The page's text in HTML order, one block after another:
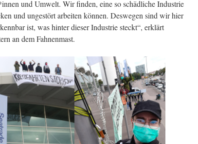
und Umwelt. Wir finden, eine so schädliche Industrie
und ungestört arbeiten können. Deswegen sind wir hier
ist, was hinter dieser Industrie steckt“, erklärt
an dem Fahnenmast.